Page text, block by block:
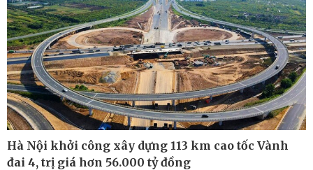
Kinh tế
Bất động sản
Khởi nghiệp
Thị trường
Giá vàng
Tiêu dùng
Tỷ giá
Chứng khoán
Giá cà phê
Hà Nội khởi công xây dựng 113 km cao tốc Vành
đai 4, trị giá hơn 56.000 tỷ đồng